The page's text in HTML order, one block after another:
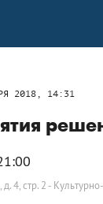
2018, 14:31
4, стр. 2 -